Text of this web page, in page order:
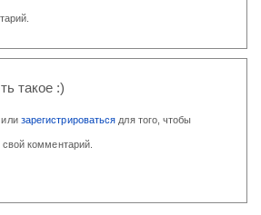
такое :)
или зарегистрироваться для того, чтобы
свой комментарий.